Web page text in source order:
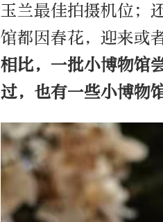
玉兰最佳拍摄机位；
馆都因春花，迎来或
相比，一批小博物馆
过，也有一些小博物